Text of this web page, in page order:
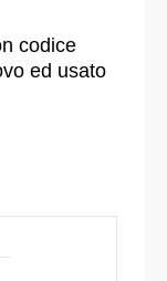
codice
ed usato